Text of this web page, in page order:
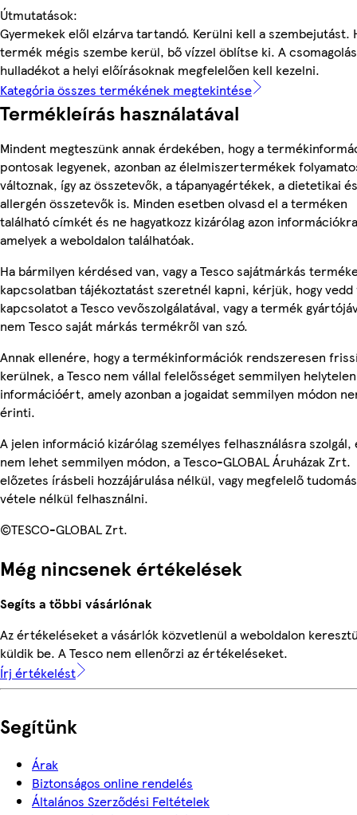
Útmutatások:
Gyermekek elől elzárva tartandó. Kerülni kell a szembejutást.
termék mégis szembe kerül, bő vízzel öblítse ki. A
hulladékot a helyi előírásoknak megfelelően kell kezelni.
Kategória összes termékének megtekintése
Termékleírás használatával
Mindent megteszünk annak érdekében, hogy a
pontosak legyenek, azonban az élelmiszertermékek
változnak, így az összetevők, a tápanyagértékek, a dietetikai és
allergén összetevők is. Minden esetben olvasd el a terméken
található címkét és ne hagyatkozz kizárólag azon
amelyek a weboldalon találhatóak.
Ha bármilyen kérdésed van, vagy a Tesco sajátmárkás
kapcsolatban tájékoztatást szeretnél kapni, kérjük, hogy vedd
kapcsolatot a Tesco vevőszolgálatával, vagy a termék
nem Tesco saját márkás termékről van szó.
Annak ellenére, hogy a termékinformációk rendszeresen
kerülnek, a Tesco nem vállal felelősséget semmilyen helytelen
információért, amely azonban a jogaidat semmilyen módon
érinti.
A jelen információ kizárólag személyes felhasználásra szolgál,
nem lehet semmilyen módon, a Tesco-GLOBAL Áruházak Zrt.
előzetes írásbeli hozzájárulása nélkül, vagy megfelelő
vétele nélkül felhasználni.
©TESCO-GLOBAL Zrt.
Még nincsenek értékelések
Segíts a többi vásárlónak
Az értékeléseket a vásárlók közvetlenül a weboldalon
küldik be. A Tesco nem ellenőrzi az értékeléseket.
Írj értékelést
Segítünk
Árak
Biztonságos online rendelés
Általános Szerződési Feltételek